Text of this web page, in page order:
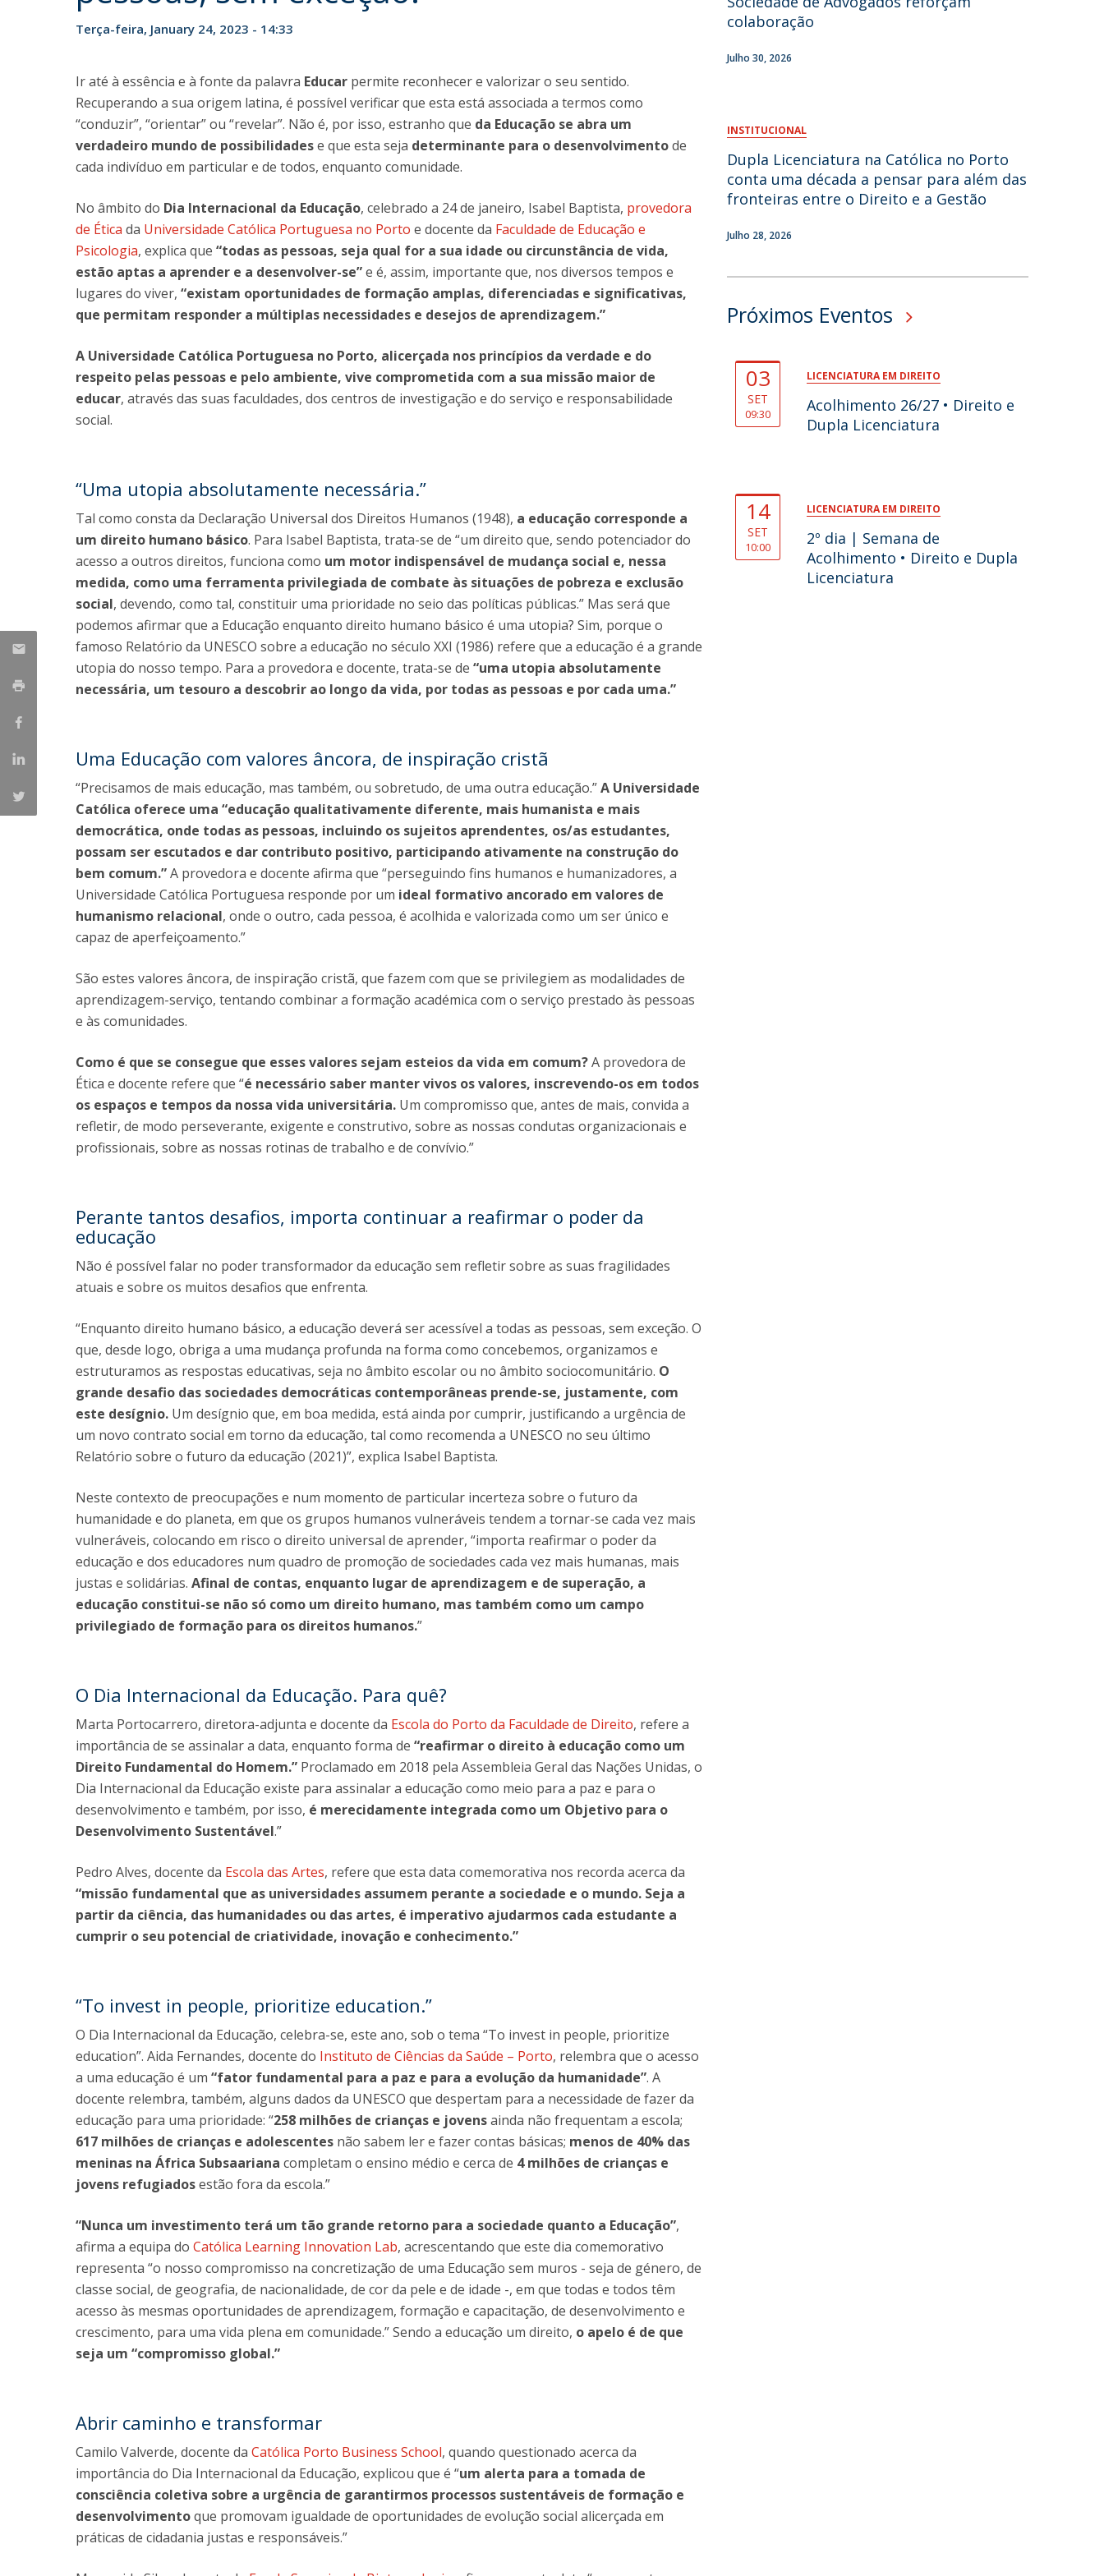
Ofertas de Emprego
Terça-feira, January 24, 2023 - 14:33
Ir até à essência e à fonte da palavra Educar permite reconhecer e valorizar o seu sentido.
Recuperando a sua origem latina, é possível verificar que esta está associada a termos como
“conduzir”, “orientar” ou “revelar”. Não é, por isso, estranho que da Educação se abra um
verdadeiro mundo de possibilidadese que esta seja determinante para o desenvolvimentode
cada indivíduo em particular e de todos, enquanto comunidade.
No âmbito do Dia Internacional da Educação, celebrado a 24 de janeiro, Isabel Baptista, provedora
de Ética da Universidade Católica Portuguesa no Porto e docente da Faculdade de Educação e
Psicologia, explica que “todas as pessoas, seja qual for a sua idade ou circunstância de vida,
estão aptas a aprender e a desenvolver-se”e é, assim, importante que, nos diversos tempos e
lugares do viver, “existam oportunidades de formação amplas, diferenciadas e significativas,
que permitam responder a múltiplas necessidades e desejos de aprendizagem.”
A Universidade Católica Portuguesa no Porto, alicerçada nos princípios da verdade e do
respeito pelas pessoas e pelo ambiente, vive comprometida com a sua missão maior de
educar, através das suas faculdades, dos centros de investigação e do serviço e responsabilidade
social.
“Uma utopia absolutamente necessária.”
Tal como consta da Declaração Universal dos Direitos Humanos (1948), a educação corresponde a
um direito humano básico. Para Isabel Baptista, trata-se de “um direito que, sendo potenciador do
acesso a outros direitos, funciona como um motor indispensável de mudança social e, nessa
medida, como uma ferramenta privilegiada de combate às situações de pobreza e exclusão
social, devendo, como tal, constituir uma prioridade no seio das políticas públicas.” Mas será que
podemos afirmar que a Educação enquanto direito humano básico é uma utopia? Sim, porque o
famoso Relatório da UNESCO sobre a educação no século XXI (1986) refere que a educação é a grande
utopia do nosso tempo. Para a provedora e docente, trata-se de “uma utopia absolutamente
necessária, um tesouro a descobrir ao longo da vida, por todas as pessoas e por cada uma.”
Uma Educação com valores âncora, de inspiração cristã
“Precisamos de mais educação, mas também, ou sobretudo, de uma outra educação.”A Universidade
Católica oferece uma “educação qualitativamente diferente, mais humanista e mais
democrática, onde todas as pessoas, incluindo os sujeitos aprendentes, os/as estudantes,
possam ser escutados e dar contributo positivo, participando ativamente na construção do
bem comum.”A provedora e docente afirma que “perseguindo fins humanos e humanizadores, a
Universidade Católica Portuguesa responde por um ideal formativo ancorado em valores de
humanismo relacional, onde o outro, cada pessoa, é acolhida e valorizada como um ser único e
capaz de aperfeiçoamento.”
São estes valores âncora, de inspiração cristã, que fazem com que se privilegiem as modalidades de
aprendizagem-serviço, tentando combinar a formação académica com o serviço prestado às pessoas
e às comunidades.
Como é que se consegue que esses valores sejam esteios da vida em comum?A provedora de
Ética e docente refere que “é necessário saber manter vivos os valores, inscrevendo-os em todos
os espaços e tempos da nossa vida universitária. Um compromisso que, antes de mais, convida a
refletir, de modo perseverante, exigente e construtivo, sobre as nossas condutas organizacionais e
profissionais, sobre as nossas rotinas de trabalho e de convívio.”
Perante tantos desafios, importa continuar a reafirmar o poder da
educação
Não é possível falar no poder transformador da educação sem refletir sobre as suas fragilidades
atuais e sobre os muitos desafios que enfrenta.
“Enquanto direito humano básico, a educação deverá ser acessível a todas as pessoas, sem exceção. O
que, desde logo, obriga a uma mudança profunda na forma como concebemos, organizamos e
estruturamos as respostas educativas, seja no âmbito escolar ou no âmbito sociocomunitário. O
grande desafio das sociedades democráticas contemporâneas prende-se, justamente, com
este desígnio. Um desígnio que, em boa medida, está ainda por cumprir, justificando a urgência de
um novo contrato social em torno da educação, tal como recomenda a UNESCO no seu último
Relatório sobre o futuro da educação (2021)”, explica Isabel Baptista.
Neste contexto de preocupações e num momento de particular incerteza sobre o futuro da
humanidade e do planeta, em que os grupos humanos vulneráveis tendem a tornar-se cada vez mais
vulneráveis, colocando em risco o direito universal de aprender, “importa reafirmar o poder da
educação e dos educadores num quadro de promoção de sociedades cada vez mais humanas, mais
justas e solidárias. Afinal de contas, enquanto lugar de aprendizagem e de superação, a
educação constitui-se não só como um direito humano, mas também como um campo
privilegiado de formação para os direitos humanos.”
O Dia Internacional da Educação. Para quê?
Marta Portocarrero, diretora-adjunta e docente da Escola do Porto da Faculdade de Direito, refere a
importância de se assinalar a data, enquanto forma de “reafirmar o direito à educação como um
Direito Fundamental do Homem.” Proclamado em 2018 pela Assembleia Geral das Nações Unidas, o
Dia Internacional da Educação existe para assinalar a educação como meio para a paz e para o
desenvolvimento e também, por isso, é merecidamente integrada como um Objetivo para o
Desenvolvimento Sustentável.”
Pedro Alves, docente da Escola das Artes, refere que esta data comemorativa nos recorda acerca da
“missão fundamental que as universidades assumem perante a sociedade e o mundo. Seja a
partir da ciência, das humanidades ou das artes, é imperativo ajudarmos cada estudante a
cumprir o seu potencial de criatividade, inovação e conhecimento.”
“To invest in people, prioritize education.”
O Dia Internacional da Educação, celebra-se, este ano, sob o tema “To invest in people, prioritize
education”. Aida Fernandes, docente do Instituto de Ciências da Saúde – Porto, relembra que o acesso
a uma educação é um “fator fundamental para a paz e para a evolução da humanidade”. A
docente relembra, também, alguns dados da UNESCO que despertam para a necessidade de fazer da
educação para uma prioridade: “258 milhões de crianças e jovensainda não frequentam a escola;
617 milhões de crianças e adolescentes não sabem ler e fazer contas básicas; menos de 40% das
meninas na África Subsaariana completam o ensino médio e cerca de 4 milhões de crianças e
jovens refugiadosestão fora da escola.”
“Nunca um investimento terá um tão grande retorno para a sociedade quanto a Educação”,
afirma a equipa do Católica Learning Innovation Lab, acrescentando que este dia comemorativo
representa “o nosso compromisso na concretização de uma Educação sem muros - seja de género, de
classe social, de geografia, de nacionalidade, de cor da pele e de idade -, em que todas e todos têm
acesso às mesmas oportunidades de aprendizagem, formação e capacitação, de desenvolvimento e
crescimento, para uma vida plena em comunidade.” Sendo a educação um direito, o apelo é de que
seja um “compromisso global.”
Abrir caminho e transformar
Camilo Valverde, docente da Católica Porto Business School, quando questionado acerca da
importância do Dia Internacional da Educação, explicou que é “um alerta para a tomada de
consciência coletiva sobre a urgência de garantirmos processos sustentáveis de formação e
desenvolvimentoque promovam igualdade de oportunidades de evolução social alicerçada em
práticas de cidadania justas e responsáveis.”
colaboração
Julho 30, 2026
INSTITUCIONAL
Dupla Licenciatura na Católica no Porto
conta uma década a pensar para além das
fronteiras entre o Direito e a Gestão
Julho 28, 2026
Próximos Eventos
03
SET
09:30
LICENCIATURA EM DIREITO
Acolhimento 26/27 • Direito e
Dupla Licenciatura
14
SET
10:00
LICENCIATURA EM DIREITO
2º dia | Semana de
Acolhimento • Direito e Dupla
Licenciatura